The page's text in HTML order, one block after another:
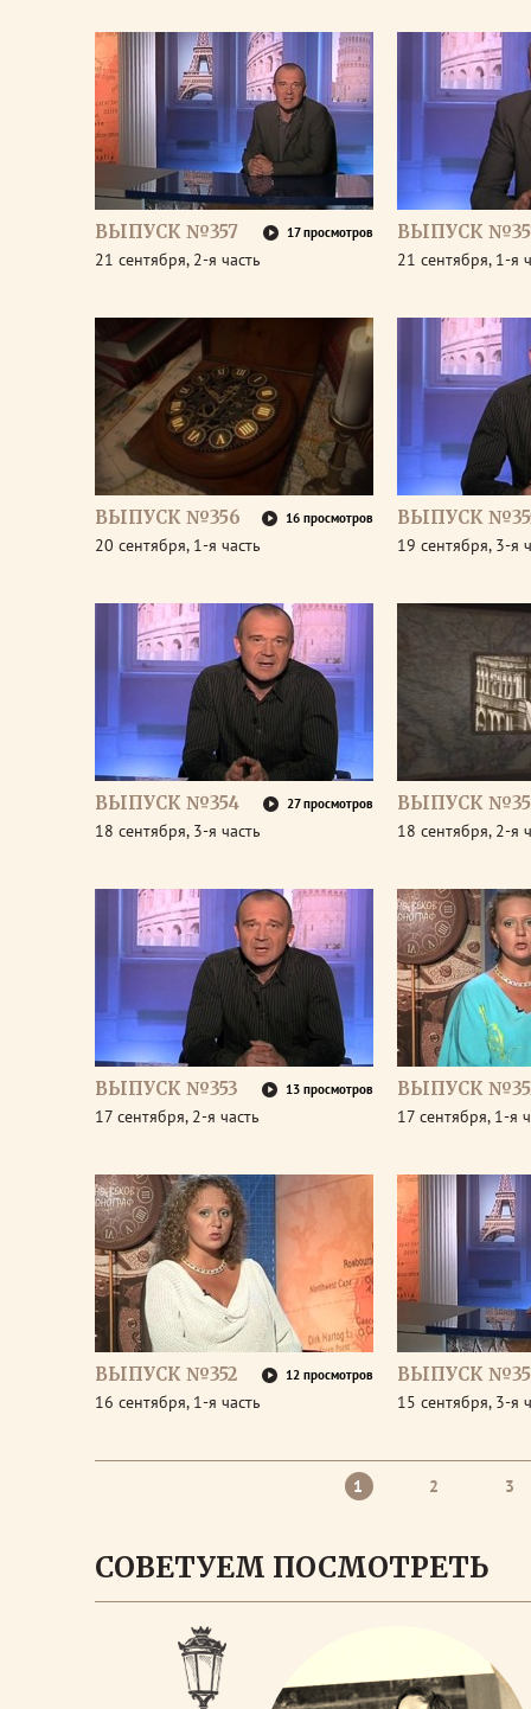
ВЫПУСК №357 17 просмотров
21 сентября, 2-я часть
ВЫПУСК
21 сентября, 1-я
ВЫПУСК №356 16 просмотров
20 сентября, 1-я часть
ВЫПУСК
19 сентября, 3-я
ВЫПУСК №354 27 просмотров
18 сентября, 3-я часть
ВЫПУСК
18 сентября, 2-я
ВЫПУСК №353 13 просмотров
17 сентября, 2-я часть
ВЫПУСК
17 сентября, 1-я
ВЫПУСК №352 12 просмотров
16 сентября, 1-я часть
ВЫПУСК
15 сентября, 3-я
1 2 3
СОВЕТУЕМ ПОСМОТРЕТЬ